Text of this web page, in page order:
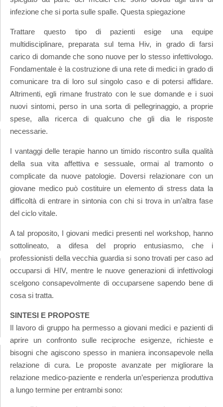
infezione che si porta sulle spalle. Questa spiegazione
Trattare questo tipo di pazienti esige una equipe
multidisciplinare, preparata sul tema Hiv, in grado di farsi
carico di domande che sono nuove per lo stesso infettivologo.
Fondamentale è la costruzione di una rete di medici in grado di
comunicare tra di loro sul singolo caso e di potersi affidare.
Altrimenti, egli rimane frustrato con le sue domande e i suoi
nuovi sintomi, perso in una sorta di pellegrinaggio, a proprie
spese, alla ricerca di qualcuno che gli dia le risposte
necessarie.
I vantaggi delle terapie hanno un timido riscontro sulla qualità
della sua vita affettiva e sessuale, ormai al tramonto o
complicate da nuove patologie. Doversi relazionare con un
giovane medico può costituire un elemento di stress data la
difficoltà di entrare in sintonia con chi si trova in un’altra fase
del ciclo vitale.
A tal proposito, I giovani medici presenti nel workshop, hanno
sottolineato, a difesa del proprio entusiasmo, che i
professionisti della vecchia guardia si sono trovati per caso ad
occuparsi di HIV, mentre le nuove generazioni di infettivologi
scelgono consapevolmente di occuparsene sapendo bene di
cosa si tratta.
SINTESI E PROPOSTE
Il lavoro di gruppo ha permesso a giovani medici e pazienti di
aprire un confronto sulle reciproche esigenze, richieste e
bisogni che agiscono spesso in maniera inconsapevole nella
relazione di cura. Le proposte avanzate per migliorare la
relazione medico-paziente e renderla un’esperienza produttiva
a lungo termine per entrambi sono: